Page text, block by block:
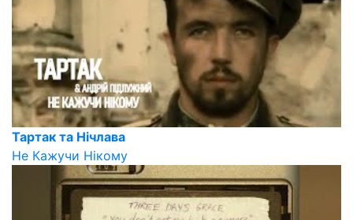
Тартак та Нічлава
Не Кажучи Нікому